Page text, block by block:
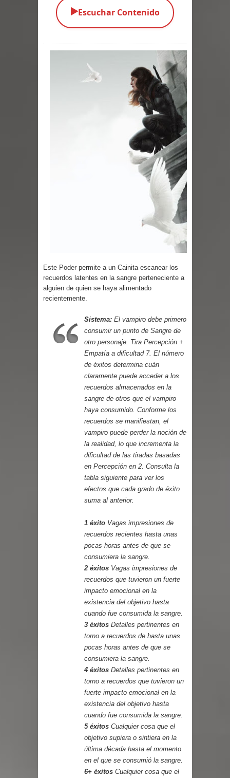
Parte 01: Escondido a Plena Luz
Parte 02: El Enemigo de mi Enemigo
Parte 05: Los Horrores del Infierno
Parte 04: Oídos Sordos
Parte 02: Vuelve el Hijo Prodigo
▶️Escuchar Contenido
Este Poder permite a un Cainita escanear los
recuerdos latentes en la sangre perteneciente a
alguien de quien se haya alimentado
recientemente.
Sistema: El vampiro debe primero
consumir un punto de Sangre de
otro personaje. Tira Percepción +
Empatía a dificultad 7. El número
de éxitos determina cuán
claramente puede acceder a los
recuerdos almacenados en la
sangre de otros que el vampiro
haya consumido. Conforme los
recuerdos se manifiestan, el
vampiro puede perder la noción de
la realidad, lo que incrementa la
dificultad de las tiradas basadas
en Percepción en 2. Consulta la
tabla siguiente para ver los
efectos que cada grado de éxito
suma al anterior.
1 éxito Vagas impresiones de
recuerdos recientes hasta unas
pocas horas antes de que se
consumiera la sangre.
2 éxitos Vagas impresiones de
recuerdos que tuvieron un fuerte
impacto emocional en la
existencia del objetivo hasta
cuando fue consumida la sangre.
3 éxitos Detalles pertinentes en
torno a recuerdos de hasta unas
pocas horas antes de que se
consumiera la sangre.
4 éxitos Detalles pertinentes en
torno a recuerdos que tuvieron un
fuerte impacto emocional en la
existencia del objetivo hasta
cuando fue consumida la sangre.
5 éxitos Cualquier cosa que el
objetivo supiera o sintiera en la
última década hasta el momento
en el que se consumió la sangre.
6+ éxitos Cualquier cosa que el